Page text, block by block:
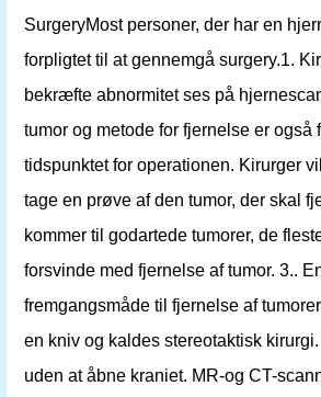
SurgeryMost personer, der har en
forpligtet til at gennemgå surgery.1.
bekræfte abnormitet ses på
​​tumor og metode for fjernelse er også
tidspunktet for operationen. Kirurger
tage en prøve af den tumor, der skal
kommer til godartede tumorer, de
forsvinde med fjernelse af tumor. 3..
fremgangsmåde til fjernelse af
en kniv og kaldes stereotaktisk
uden at åbne kraniet. MR-og CT-